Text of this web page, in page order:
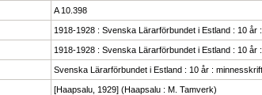
A 10.398
1918-1928 : Svenska Lärarförbundet i Estland : 10
1918-1928 : Svenska Lärarförbundet i Estland : 10
Svenska Lärarförbundet i Estland : 10 år : minnesskrift
[Haapsalu, 1929] (Haapsalu : M. Tamverk)